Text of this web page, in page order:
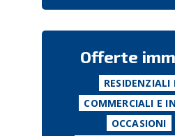
Offerte
RESIDENZIALI
COMMERCIALI E
OCCASIONI